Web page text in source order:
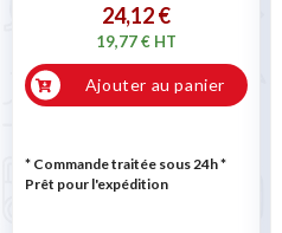
24,12 €
19,77 € HT
Ajouter au panier
* Commande traitée sous 24h*
Prêt pour l'expédition